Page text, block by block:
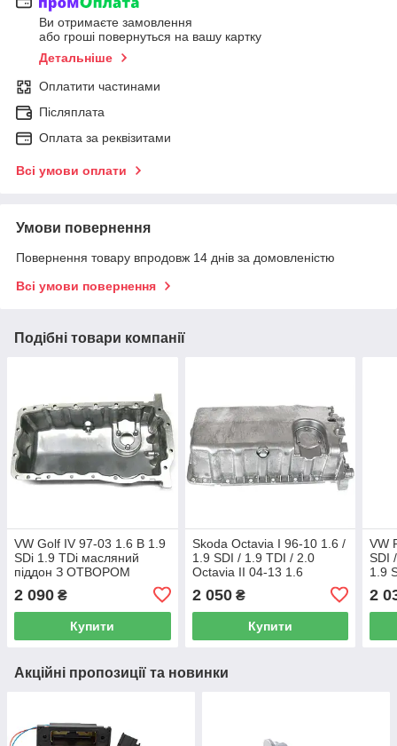
Ви отримаєте замовлення
або гроші повернуться на вашу картку
Детальніше
Оплатити частинами
Післяплата
Оплата за реквізитами
Всі умови оплати
Умови повернення
Повернення товару впродовж 14 днів за домовленістю
Всі умови повернення
Подібні товари компанії
VW Golf IV 97-03 1.6 B 1.9
SDi 1.9 TDi масляний
піддон З ОТВОРОМ
2 090 ₴
Купити
Skoda Octavia I 96-10 1.6 /
1.9 SDI / 1.9 TDI / 2.0
Octavia II 04-13 1.6
ОТВОРУ ДАТЧИКА
2 050₴
Купити
VW
SDI
1.9
2
Акційні пропозиції та новинки